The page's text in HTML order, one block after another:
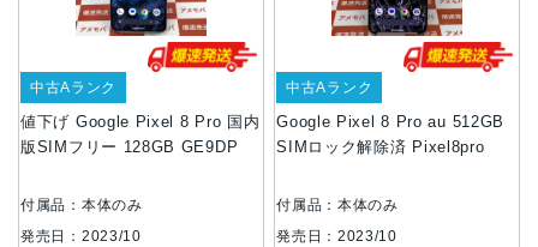
値下げ Google Pixel 8 Pro 国内
版SIMフリー 128GB GE9DP
中古Aランク
付属品：本体のみ
発売日：2023/10
Google Pixel 8 Pro au 512GB
SIMロック解除済 Pixel8pro
中古Aランク
付属品：本体のみ
発売日：2023/10